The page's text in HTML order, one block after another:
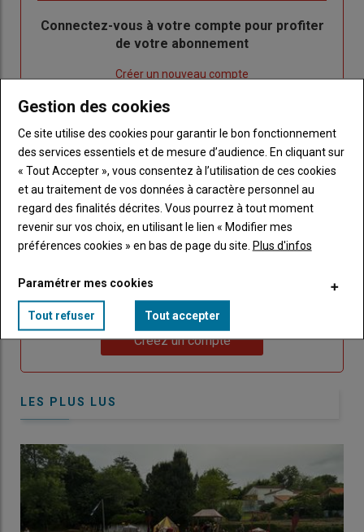
Body
Connectez-vous à votre compte pour profiter
de votre abonnement
un
nouveau
compte"
Créer un nouveau compte
"Réinitialiser
votre
mot
de
passe"
Lien
"Je
me
connecte"
Je me connecte
Sous-
titre
Vous n'êtes pas abonné(e)
TITRE CRÉEZ UN COMPTE
BodyChoisissez votre formule et créez votre
compte pour accéder à tout Caracterres.
Lien Créez un compte
LES PLUS LUS
Gestion des cookies
Ce site utilise des cookies pour garantir le bon fonctionnement
des services essentiels et de mesure d’audience. En cliquant sur
« Tout Accepter », vous consentez à l’utilisation de ces cookies
et au traitement de vos données à caractère personnel au
regard des finalités décrites. Vous pourrez à tout moment
revenir sur vos choix, en utilisant le lien « Modifier mes
préférences cookies » en bas de page du site. Plus d'infos
Paramétrer mes cookies
Tout refuser Tout accepter